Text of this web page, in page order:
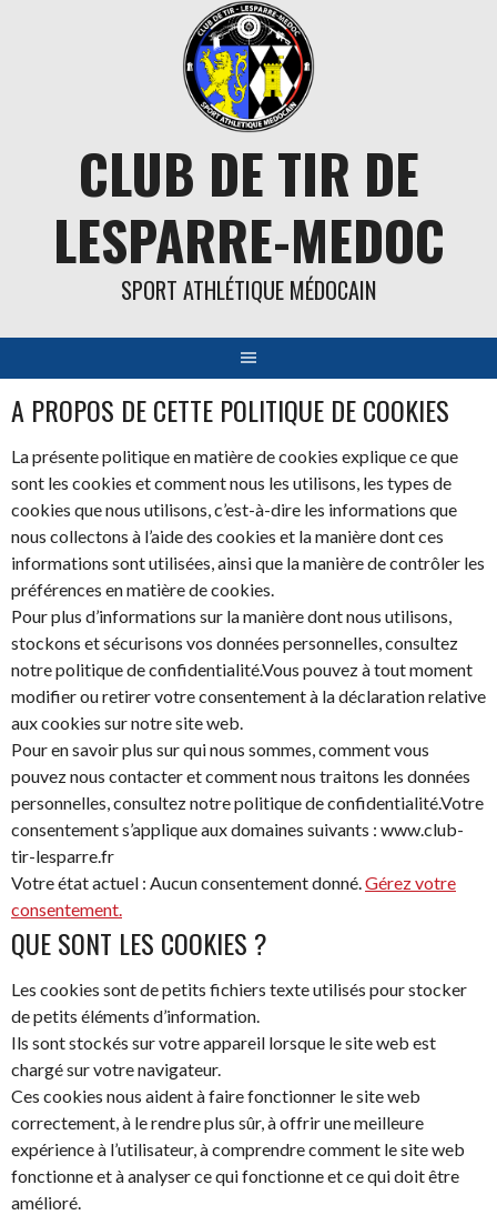
CLUB DE TIR DE
LESPARRE-MEDOC
SPORT ATHLÉTIQUE MÉDOCAIN
A PROPOS DE CETTE POLITIQUE DE COOKIES
La présente politique en matière de cookies explique ce que
sont les cookies et comment nous les utilisons, les types de
cookies que nous utilisons, c’est-à-dire les informations que
nous collectons à l’aide des cookies et la manière dont ces
informations sont utilisées, ainsi que la manière de contrôler les
préférences en matière de cookies.
Pour plus d’informations sur la manière dont nous utilisons,
stockons et sécurisons vos données personnelles, consultez
notre politique de confidentialité.Vous pouvez à tout moment
modifier ou retirer votre consentement à la déclaration relative
aux cookies sur notre site web.
Pour en savoir plus sur qui nous sommes, comment vous
pouvez nous contacter et comment nous traitons les données
personnelles, consultez notre politique de confidentialité.Votre
consentement s’applique aux domaines suivants : www.club-
tir-lesparre.fr
Votre état actuel : Aucun consentement donné.Gérez votre
consentement.
QUE SONT LES COOKIES ?
Les cookies sont de petits fichiers texte utilisés pour stocker
de petits éléments d’information.
Ils sont stockés sur votre appareil lorsque le site web est
chargé sur votre navigateur.
Ces cookies nous aident à faire fonctionner le site web
correctement, à le rendre plus sûr, à offrir une meilleure
expérience à l’utilisateur, à comprendre comment le site web
fonctionne et à analyser ce qui fonctionne et ce qui doit être
amélioré.